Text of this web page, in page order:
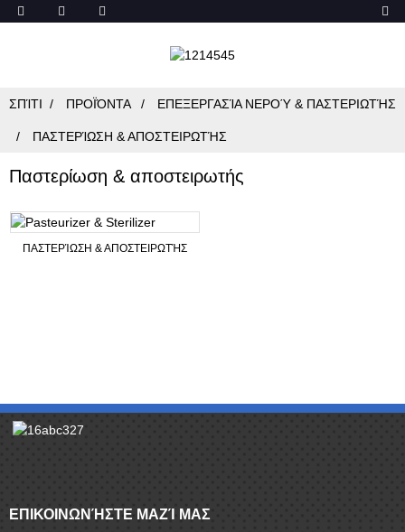
ΣΠΊΤΙ ΠΡΟΪΌΝΤΑ ΕΠΕΞΕΡΓΑΣΊΑ ΝΕΡΟΎ & ΠΑΣΤΕΡΙΩΤΉΣ
ΠΑΣΤΕΡΊΩΣΗ & ΑΠΟΣΤΕΙΡΩΤΉΣ
Παστερίωση & αποστειρωτής
ΠΑΣΤΕΡΊΩΣΗ & ΑΠΟΣΤΕΙΡΩΤΉΣ
ΕΠΙΚΟΙΝΩΝΉΣΤΕ ΜΑΖΊ ΜΑΣ